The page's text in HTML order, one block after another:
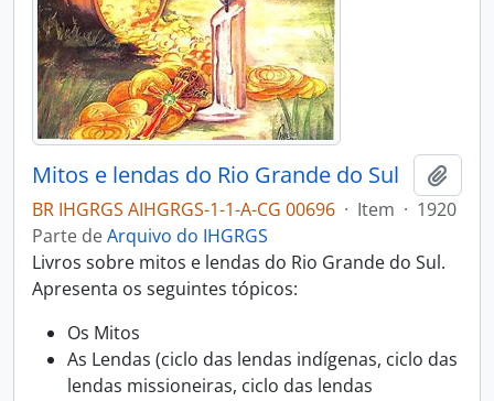
Mitos e lendas do Rio Grande do Sul
BR IHGRGS AIHGRGS-1-1-A-CG 00696 · Item · 1920
Parte deArquivo do IHGRGS
Livros sobre mitos e lendas do Rio Grande do Sul.
Apresenta os seguintes tópicos:
Os Mitos
As Lendas (ciclo das lendas indígenas, ciclo das
lendas missioneiras, ciclo das lendas